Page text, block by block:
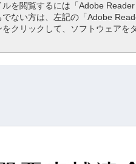
ルを閲覧するには「Adobe
でない方は、左記の「Adobe
をクリックして、ソフトウェアを